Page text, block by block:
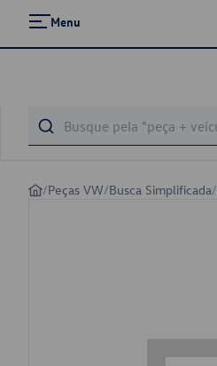
Menu
/Peças VW/Busca Simplificada/